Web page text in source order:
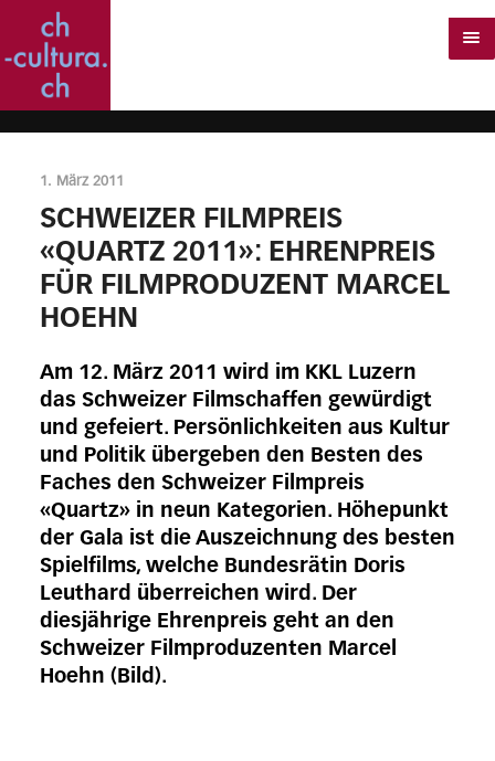
1. März 2011
SCHWEIZER FILMPREIS
«QUARTZ 2011»: EHRENPREIS
FÜR FILMPRODUZENT MARCEL
HOEHN
Am 12. März 2011 wird im KKL Luzern
das Schweizer Filmschaffen gewürdigt
und gefeiert. Persönlichkeiten aus Kultur
und Politik übergeben den Besten des
Faches den Schweizer Filmpreis
«Quartz» in neun Kategorien. Höhepunkt
der Gala ist die Auszeichnung des besten
Spielfilms, welche Bundesrätin Doris
Leuthard überreichen wird. Der
diesjährige Ehrenpreis geht an den
Schweizer Filmproduzenten Marcel
Hoehn (Bild).